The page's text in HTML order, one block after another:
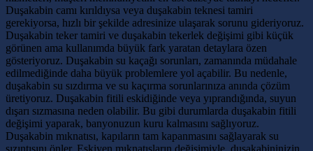
Duşakabin camı kırıldıysa veya duşakabin teknesi tamiri
gerekiyorsa, hızlı bir şekilde adresinize ulaşarak sorunu gideriyoruz.
Duşakabin teker tamiri ve duşakabin tekerlek değişimi gibi küçük
görünen ama kullanımda büyük fark yaratan detaylara özen
gösteriyoruz. Duşakabin su kaçağı sorunları, zamanında müdahale
edilmediğinde daha büyük problemlere yol açabilir. Bu nedenle,
duşakabin su sızdırma ve su kaçırma sorunlarınıza anında çözüm
üretiyoruz. Duşakabin fitili eskidiğinde veya yıprandığında, suyun
dışarı sızmasına neden olabilir. Bu gibi durumlarda duşakabin fitili
değişimi yaparak, banyonuzun kuru kalmasını sağlıyoruz.
Duşakabin mıknatısı, kapıların tam kapanmasını sağlayarak su